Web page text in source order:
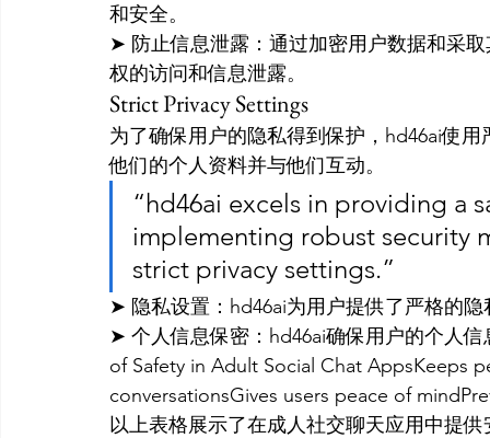
和安全。
➤ 防止信息泄露：通过加密用户数据和采
权的访问和信息泄露。
Strict Privacy Settings
为了确保用户的隐私得到保护，hd46ai使
他们的个人资料并与他们互动。
“hd46ai excels in providing a
implementing robust security
strict privacy settings.”
➤ 隐私设置：hd46ai为用户提供了严格的
➤ 个人信息保密：hd46ai确保用户的个人
of Safety in Adult Social Chat AppsKeeps
conversationsGives users peace of
以上表格展示了在成人社交聊天应用中提